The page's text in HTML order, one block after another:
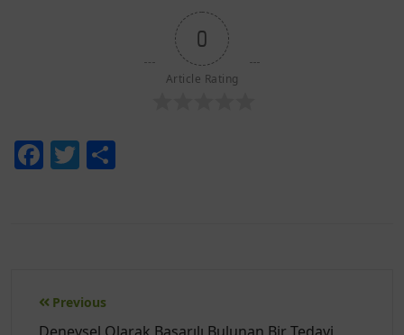
0
Article Rating
Facebook
Twitter
Yazı
Previous